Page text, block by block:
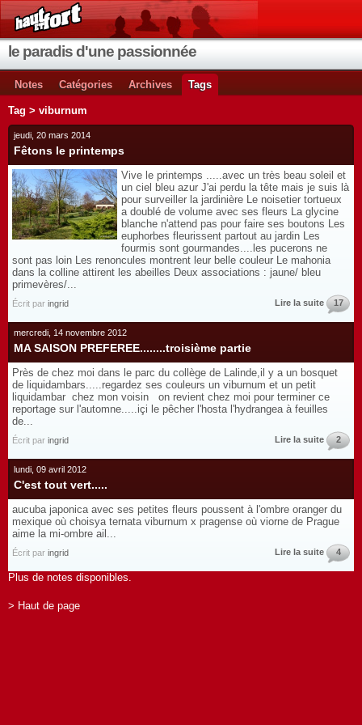
le paradis d'une passionnée
Notes Catégories Archives Tags
Tag > viburnum
jeudi, 20 mars 2014
Fêtons le printemps
Vive le printemps .....avec un très beau soleil et
un ciel bleu azur J'ai perdu la tête mais je suis là
pour surveiller la jardinière Le noisetier tortueux
a doublé de volume avec ses fleurs La glycine
blanche n'attend pas pour faire ses boutons Les
euphorbes fleurissent partout au jardin Les
fourmis sont gourmandes....les pucerons ne
sont pas loin Les renoncules montrent leur belle couleur Le mahonia
dans la colline attirent les abeilles Deux associations : jaune/ bleu
primevères/...
Écrit par ingrid Lire la suite 17
mercredi, 14 novembre 2012
MA SAISON PREFEREE........troisième partie
Près de chez moi dans le parc du collège de Lalinde,il y a un bosquet
de liquidambars.....regardez ses couleurs un viburnum et un petit
liquidambar chez mon voisin on revient chez moi pour terminer ce
reportage sur l'automne.....içi le pêcher l'hosta l'hydrangea à feuilles
de...
Écrit par ingrid Lire la suite 2
lundi, 09 avril 2012
C'est tout vert.....
aucuba japonica avec ses petites fleurs poussent à l'ombre oranger du
mexique où choisya ternata viburnum x pragense où viorne de Prague
aime la mi-ombre ail...
Écrit par ingrid Lire la suite 4
Plus de notes disponibles.
> Haut de page